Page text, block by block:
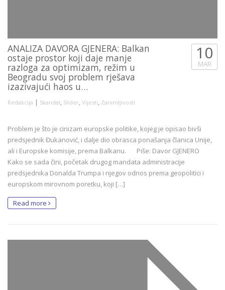
ANALIZA DAVORA GJENERA: Balkan
ostaje prostor koji daje manje
razloga za optimizam, režim u
Beogradu svoj problem rješava
izazivajući haos u…
Redakcija | Skandal, Slider, Vijesti, Zanimljivosti
10
MAR
Problem je što je cinizam europske politike, kojeg je opisao bivši
predsjednik Đukanović, i dalje dio obrasca ponašanja članica Unije,
ali i Europske komisije, prema Balkanu. Piše: Davor GJENERO
Kako se sada čini, početak drugog mandata administracije
predsjednika Donalda Trumpa i njegov odnos prema geopolitici i
europskom mirovnom poretku, koji […]
Read more